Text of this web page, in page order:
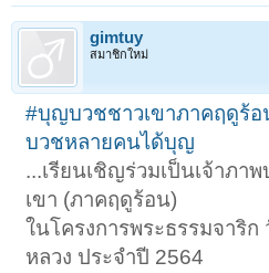
gimtuy
สมาชิกใหม่
#บุญบวชชาวเขาภาคฤดูร้อ
บวชหลายคนได้บุญ
...เรียนเชิญร่วมเป็นเจ้าภา
เขา (ภาคฤดูร้อน)
ในโครงการพระธรรมจาริก
หลวง ประจำปี 2564